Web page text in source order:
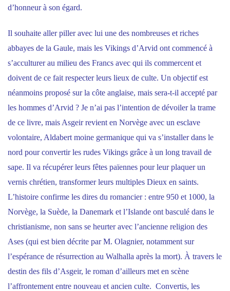
d’honneur à son égard.
Il souhaite aller piller avec lui une des nombreuses et riches
abbayes de la Gaule, mais les Vikings d’Arvid ont commencé à
s’acculturer au milieu des Francs avec qui ils commercent et
doivent de ce fait respecter leurs lieux de culte. Un objectif est
néanmoins proposé sur la côte anglaise, mais sera-t-il accepté par
les hommes d’Arvid ? Je n’ai pas l’intention de dévoiler la trame
de ce livre, mais Asgeir revient en Norvège avec un esclave
volontaire, Aldabert moine germanique qui va s’installer dans le
nord pour convertir les rudes Vikings grâce à un long travail de
sape. Il va récupérer leurs fêtes païennes pour leur plaquer un
vernis chrétien, transformer leurs multiples Dieux en saints.
L’histoire confirme les dires du romancier : entre 950 et 1000, la
Norvège, la Suède, la Danemark et l’Islande ont basculé dans le
christianisme, non sans se heurter avec l’ancienne religion des
Ases (qui est bien décrite par M. Olagnier, notamment sur
l’espérance de résurrection au Walhalla après la mort). À travers le
destin des fils d’Asgeir, le roman d’ailleurs met en scène
l’affrontement entre nouveau et ancien culte. Convertis, les